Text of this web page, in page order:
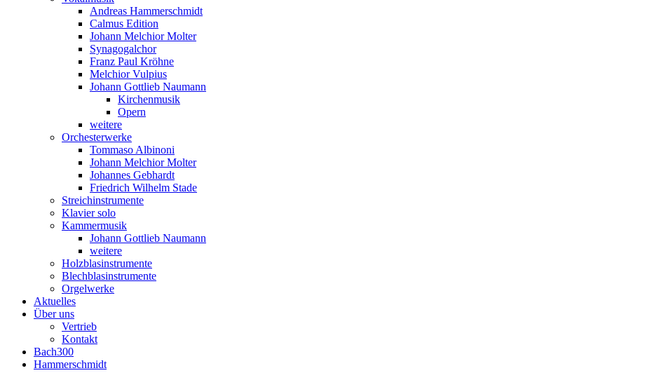
Andreas Hammerschmidt
Calmus Edition
Johann Melchior Molter
Synagogalchor
Franz Paul Kröhne
Melchior Vulpius
Johann Gottlieb Naumann
Kirchenmusik
Opern
weitere
Orchesterwerke
Tommaso Albinoni
Johann Melchior Molter
Johannes Gebhardt
Friedrich Wilhelm Stade
Streichinstrumente
Klavier solo
Kammermusik
Johann Gottlieb Naumann
weitere
Holzblasinstrumente
Blechblasinstrumente
Orgelwerke
Aktuelles
Über uns
Vertrieb
Kontakt
Bach300
Hammerschmidt